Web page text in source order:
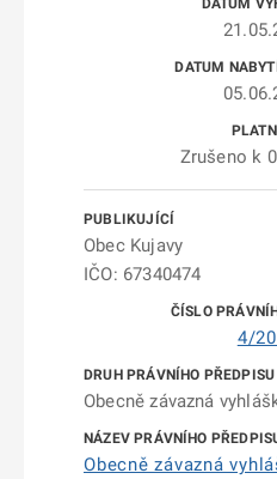
Zrušeno k
Obec Kujavy
IČO: 67340474
4/
Obecně závazná
Obecně závazná